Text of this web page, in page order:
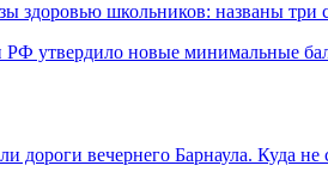
здоровью школьников: названы три
утвердило новые минимальные
дороги вечернего Барнаула. Куда не